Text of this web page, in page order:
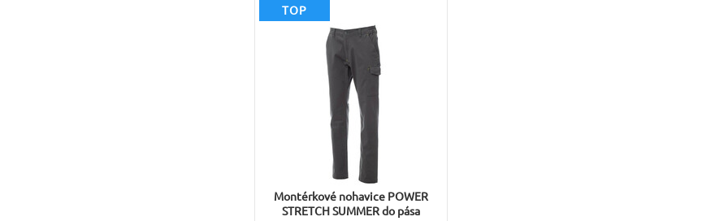
TOP
Montérkové nohavice POWER
STRETCH SUMMER do pása